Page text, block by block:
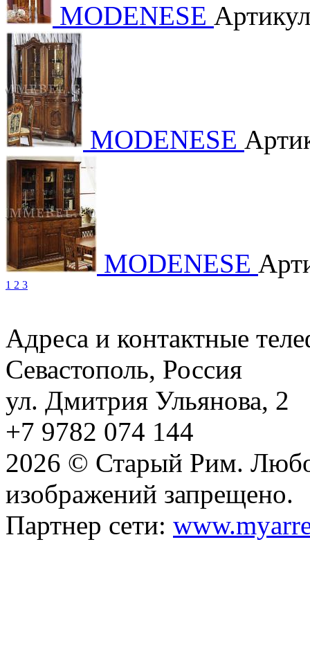
MODENESE
MODENESE
MODENESE
1 2 3
Адреса и контактные
Севастополь, Россия
ул. Дмитрия Ульянова, 2
+7 9782 074 144
2026 © Старый Рим.
изображений запрещено.
Партнер сети: